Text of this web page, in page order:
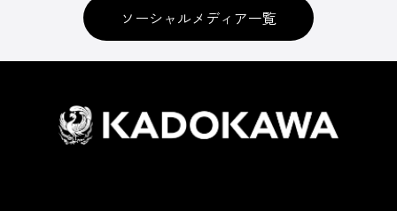
ソーシャルメディア一覧